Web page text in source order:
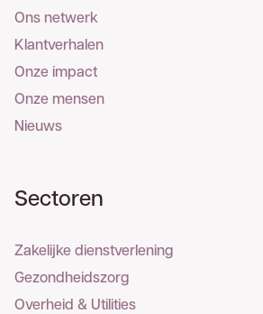
Ons netwerk
Klantverhalen
Onze impact
Onze mensen
Nieuws
Sectoren
Zakelijke dienstverlening
Gezondheidszorg
Overheid & Utilities